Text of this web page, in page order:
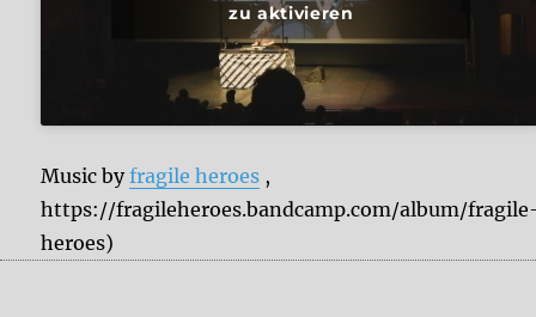
zu aktivieren
Music byfragile heroes ,
https://fragileheroes.bandcamp.com/album/
heroes)